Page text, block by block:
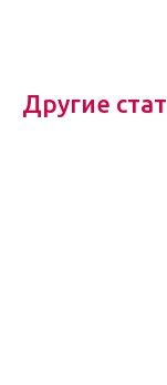
Другие